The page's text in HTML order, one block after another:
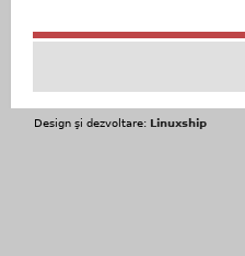
Design şi dezvoltare: Linuxship